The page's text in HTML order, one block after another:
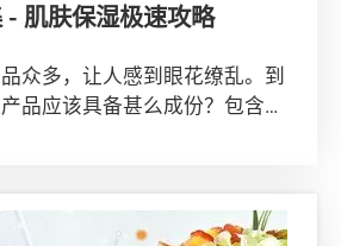
- 肌肤保湿极速攻略
众多，让人感到眼花缭乱。到
品应该具备甚么成份？包含酒